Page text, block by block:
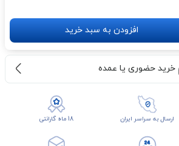
افزودن به سبد خرید
خرید حضوری یا عمده
ارسال به سراسر ایران 18 ماه گارانتی